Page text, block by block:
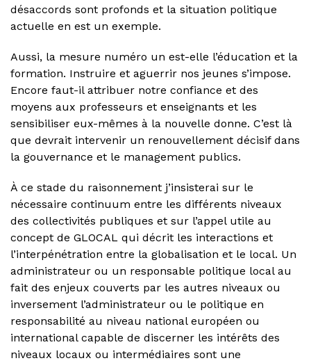
désaccords sont profonds et la situation politique
actuelle en est un exemple.
Aussi, la mesure numéro un est-elle l’éducation et la
formation. Instruire et aguerrir nos jeunes s’impose.
Encore faut-il attribuer notre confiance et des
moyens aux professeurs et enseignants et les
sensibiliser eux-mêmes à la nouvelle donne. C’est là
que devrait intervenir un renouvellement décisif dans
la gouvernance et le management publics.
À ce stade du raisonnement j’insisterai sur le
nécessaire continuum entre les différents niveaux
des collectivités publiques et sur l’appel utile au
concept de GLOCAL qui décrit les interactions et
l’interpénétration entre la globalisation et le local. Un
administrateur ou un responsable politique local au
fait des enjeux couverts par les autres niveaux ou
inversement l’administrateur ou le politique en
responsabilité au niveau national européen ou
international capable de discerner les intérêts des
niveaux locaux ou intermédiaires sont une